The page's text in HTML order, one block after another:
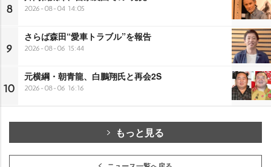
8 2026-08-04 14:05
9
さらば森田“愛車トラブル”を報告
2026-08-06 15:44
10
元横綱・朝青龍、白鵬翔氏と再会2S
2026-08-06 16:16
もっと見る